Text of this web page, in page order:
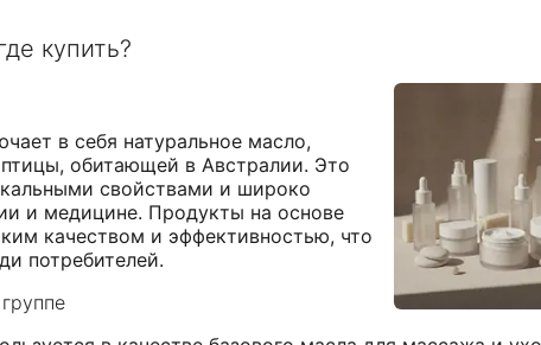
купить?
в себя натуральное масло,
обитающей в Австралии. Это
свойствами и широко
и медицине. Продукты на основе
качеством и эффективностью, что
потребителей.